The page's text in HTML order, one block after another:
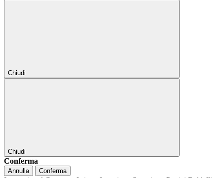
Chiudi
Chiudi
Conferma
Annulla Conferma